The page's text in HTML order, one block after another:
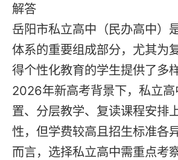
解答
岳阳市私立高中（民办高中）
体系的重要组成部分，尤其为
得个性化教育的学生提供了多
2026年新高考背景下，私立
置、分层教学、复读课程安排
性，但学费较高且招生标准各
而言，选择私立高中需重点考